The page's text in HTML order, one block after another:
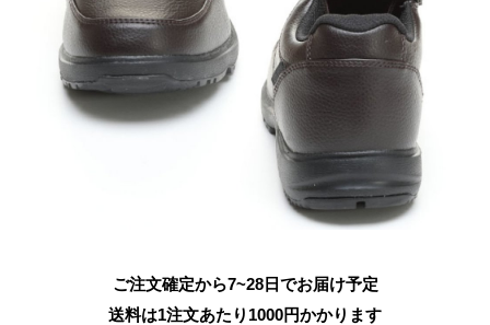
ご注文確定から7~28日でお届け予定
送料は1注文あたり 1000円かかります